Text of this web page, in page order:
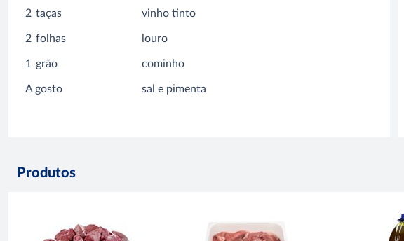
2 taças vinho tinto
2 folhas louro
1 grão cominho
A gosto sal e pimenta
Produtos